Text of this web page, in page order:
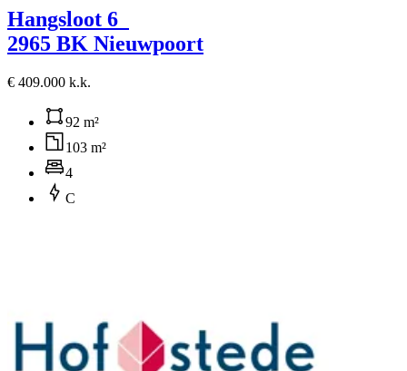
Hangsloot 6
2965 BK Nieuwpoort
€ 409.000 k.k.
92 m²
103 m²
4
C